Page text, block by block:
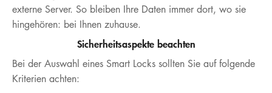
externe Server. So bleiben Ihre Daten immer dort, wo sie
hingehören: bei Ihnen zuhause.
Sicherheitsaspekte beachten
Bei der Auswahl eines Smart Locks sollten Sie auf folgende
Kriterien achten: